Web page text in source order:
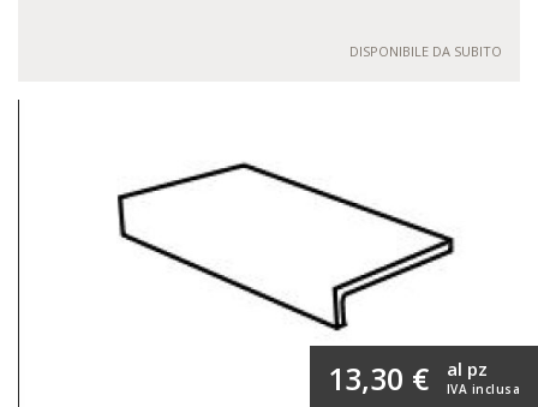
DISPONIBILE DA SUBITO
13,30 € IVA inclusa
al pz